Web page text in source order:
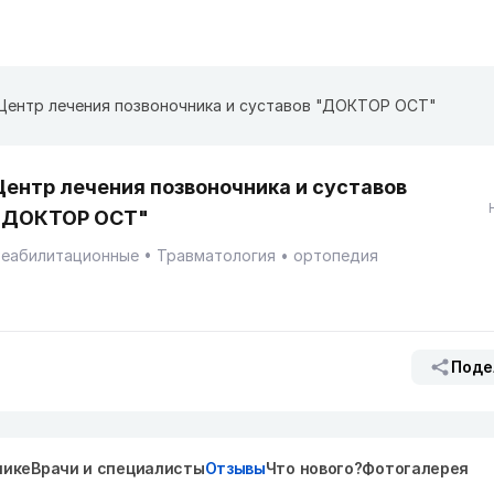
лечения позвоночника и суставов "ДОКТОР ОСТ"
лечения позвоночника и суставов
ОСТ"
Травматология ортопедия
Врачи и специалистыОтзывыЧто нового?Фотогалерея